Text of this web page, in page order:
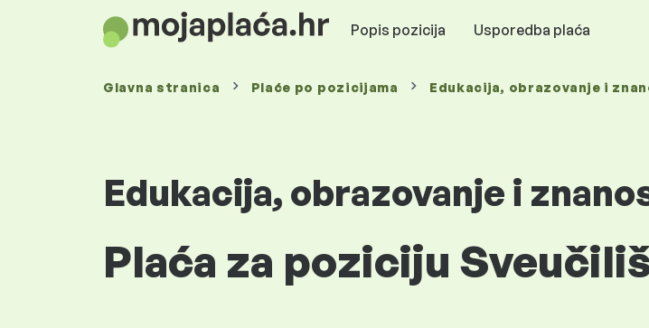
Popis pozicija Usporedba plaća
Glavna stranica Plaće po pozicijama Edukacija, obrazovanje i
Edukacija, obrazovanje i
Plaća za poziciju